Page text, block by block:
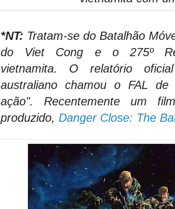
*NT: Tratam-se do Batalhão
do Viet Cong e o 275º
vietnamita. O relatório
australiano chamou o FAL
ação". Recentemente um
produzido, Danger Close: The